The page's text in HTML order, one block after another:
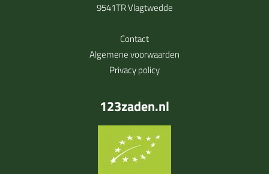
9541TR Vlagtwedde
Contact
Algemene voorwaarden
Privacy policy
123zaden.nl